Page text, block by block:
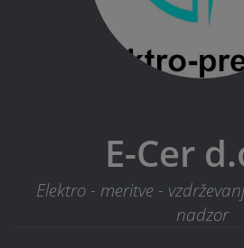
E-Cer
Elektro - meritve -
nadzor